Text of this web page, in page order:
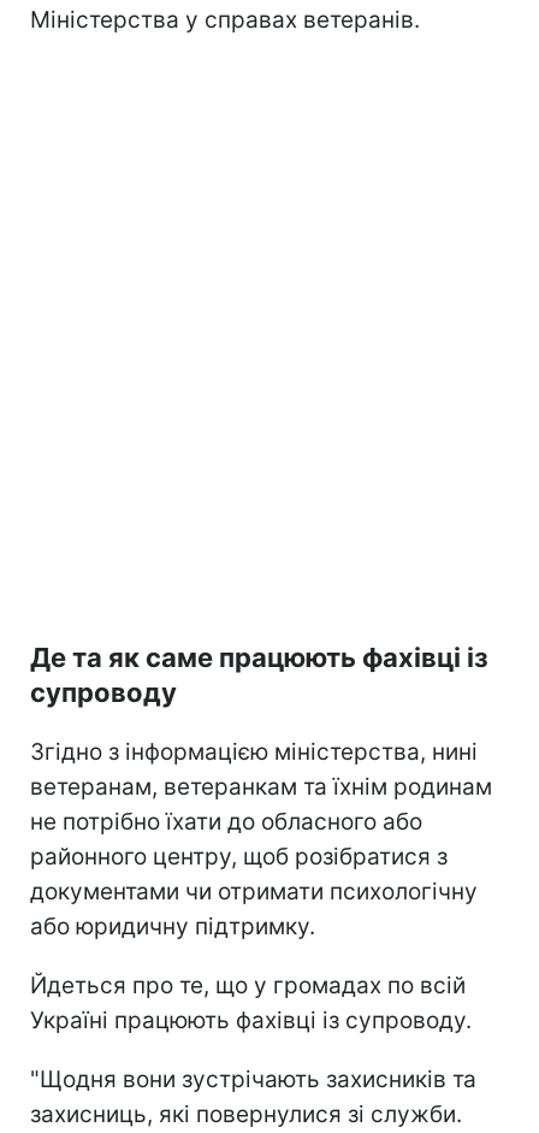
Міністерства у справах ветеранів.
Де та як саме працюють фахівці із
супроводу
Згідно з інформацією міністерства, нині
ветеранам, ветеранкам та їхнім родинам
не потрібно їхати до обласного або
районного центру, щоб розібратися з
документами чи отримати психологічну
або юридичну підтримку.
Йдеться про те, що у громадах по всій
Україні працюють фахівці із супроводу.
"Щодня вони зустрічають захисників та
захисниць, які повернулися зі служби.